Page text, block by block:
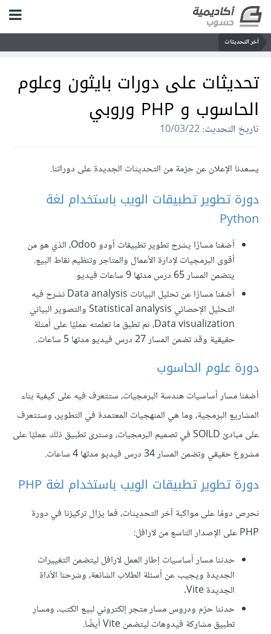
آخر التحديثات
تحديثات على دورات بايثون وعلوم
الحاسوب و PHP وروبي
تاريخ التحديث:
يسعدنا الإعلان عن حزمة من التحديثات الجديدة على دوراتنا.
دورة تطوير تطبيقات الويب باستخدام لغة
Python
أضفنا مسارًا يشرح تطوير تطبيقات أودو Odoo، الذي هو من
أقوى البرمجيات لإدارة الأعمال والمتاجر وتنظيم نقاط البيع.
يتضمن المسار 65 درس مدتها 9 ساعات فيديو
أضفنا مسارًا عن تحليل البيانات Data analysis نشرح فيه
التحليل الإحصائي Statistical analysis والتصوير البياني
Data visualization، ثم تطبق ما تعلمته عمليًا على أمثلة
حقيقية وقد تضمن المسار 27 درس فيديو مدتها 5 ساعات.
دورة علوم الحاسوب
أضفنا مسار أساسيات هندسة البرمجيات، ستتعرف فيه على كيفية بناء
المشاريع البرمجية، وما هي المنهجيات المعتمدة في التطوير، وستتعرف
على مبادئ SOILD في تصميم البرمجيات، وسترى تطبيق ذلك عمليًا على
مشروع حقيقي وتضمن المسار 34 درس فيديو مدتها 4 ساعات.
دورة تطوير تطبيقات الويب باستخدام لغة PHP
نحرص دومًا على مواكبة آخر التحديثات، فما يزال تركيزنا في دورة
PHP على الإصدار التاسع من لارافل:
حدثنا مسار أساسيات إطار العمل لارافل ليتضمن التغييرات
الجديدة ويجيب عن أسئلة الطلاب الشائعة، وشرحنا الأداة
الجديدة Vite.
حدثنا حزم ودروس مسار متجر إلكتروني لبيع الكتب، ومسار
تطبيق مشاركة فيدوهات ليتضمن Vite أيضًا.